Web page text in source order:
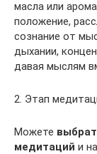
масла или
положение,
сознание от
дыхании,
давая мыслям
2. Этап
Можете
медитаций и